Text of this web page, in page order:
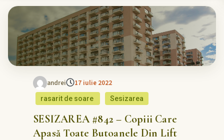
andrei 17 iulie 2022
rasarit de soare Sesizarea
SESIZAREA #842 – Copiii Care
Apasă Toate Butoanele Din Lift